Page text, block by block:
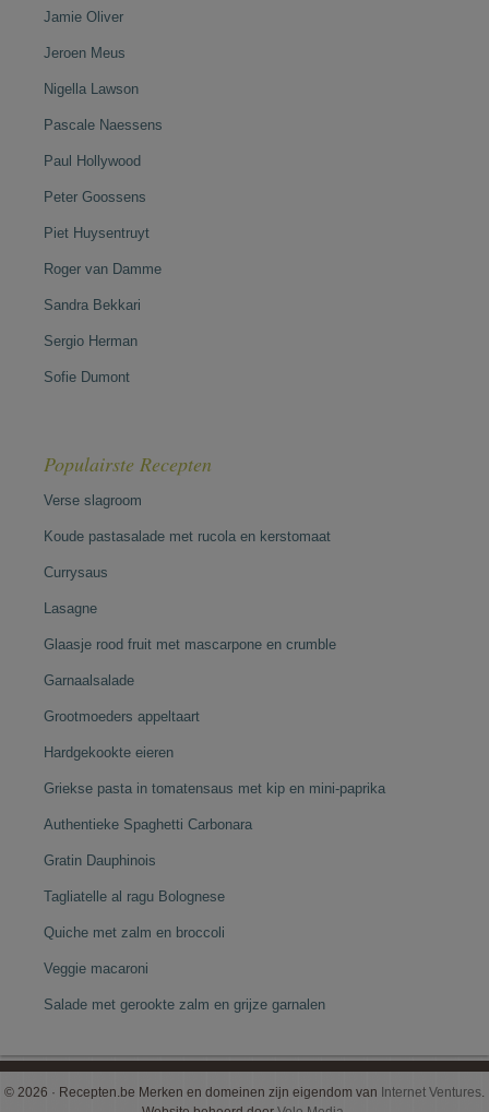
Jamie Oliver
Jeroen Meus
Nigella Lawson
Pascale Naessens
Paul Hollywood
Peter Goossens
Piet Huysentruyt
Roger van Damme
Sandra Bekkari
Sergio Herman
Sofie Dumont
Populairste Recepten
Verse slagroom
Koude pastasalade met rucola en kerstomaat
Currysaus
Lasagne
Glaasje rood fruit met mascarpone en crumble
Garnaalsalade
Grootmoeders appeltaart
Hardgekookte eieren
Griekse pasta in tomatensaus met kip en mini-paprika
Authentieke Spaghetti Carbonara
Gratin Dauphinois
Tagliatelle al ragu Bolognese
Quiche met zalm en broccoli
Veggie macaroni
Salade met gerookte zalm en grijze garnalen
© 2026 · Recepten.be Merken en domeinen zijn eigendom van Internet Ventures